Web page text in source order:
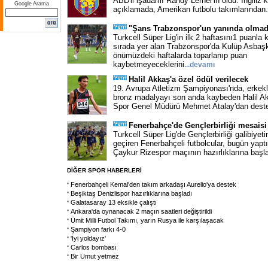
Google Arama
açıklamada, Amerikan futbolu takımlarından
"Şans Trabzonspor'un yanında
Turkcell Süper Lig'in ilk 2 haftasını1 puanla
sırada yer alan Trabzonspor'da Kulüp
önümüzdeki haftalarda toparlanıp puan
kaybetmeyeceklerini...devamı
Halil Akkaş'a özel ödül verilecek
19. Avrupa Atletizm Şampiyonası'nda,
bronz madalyayı son anda kaybeden Halil
Spor Genel Müdürü Mehmet Atalay'dan
Fenerbahçe'de Gençlerbirliği mesaisi
Turkcell Süper Lig'de Gençlerbirliği
geçiren Fenerbahçeli futbolcular, bugün
Çaykur Rizespor maçının hazırlıklarına
DİĞER SPOR HABERLERİ
Fenerbahçeli Kemal'den takım arkadaşı Aurelio'ya destek
Beşiktaş Denizlispor hazırlıklarına başladı
Galatasaray 13 eksikle çalıştı
Ankara'da oynanacak 2 maçın saatleri değiştirildi
Ümit Milli Futbol Takımı, yarın Rusya ile karşılaşacak
Şampiyon farkı 4-0
'İyi yoldayız'
Carlos bombası
Bir Umut yetmez